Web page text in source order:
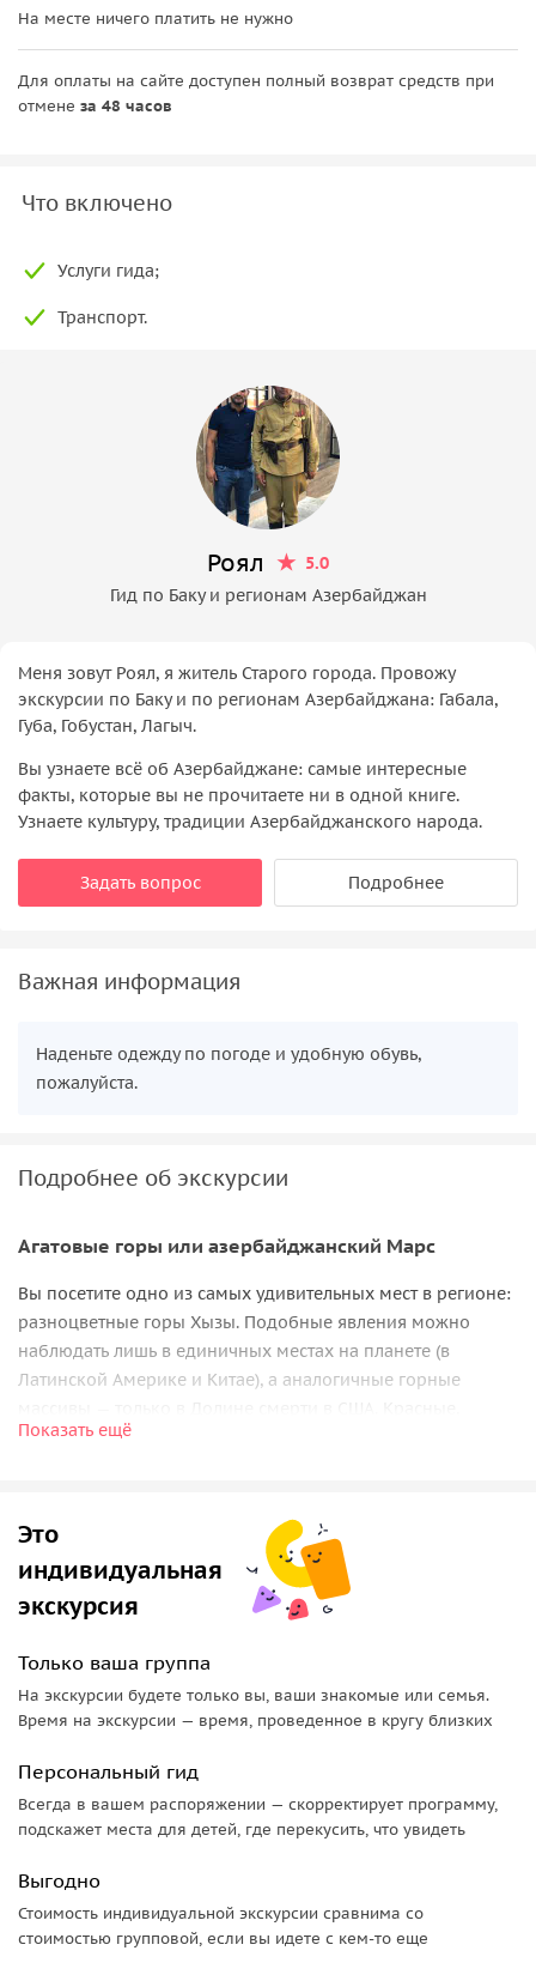
На месте ничего платить не нужно
Для оплаты на сайте доступен полный возврат средств при
отмене за 48 часов
Что включено
Услуги гида;
Транспорт.
Роял
5.0
Гид по Баку и регионам Азербайджан
Меня зовут Роял, я житель Старого города. Провожу
экскурсии по Баку и по регионам Азербайджана: Габала,
Губа, Гобустан, Лагыч.
Вы узнаете всё об Азербайджане: самые интересные
факты, которые вы не прочитаете ни в одной книге.
Узнаете культуру, традиции Азербайджанского народа.
Задать вопрос Подробнее
Важная информация
Наденьте одежду по погоде и удобную обувь,
пожалуйста.
Подробнее об экскурсии
Агатовые горы или азербайджанский Марс
Вы посетите одно из самых удивительных мест в регионе:
разноцветные горы Хызы. Подобные явления можно
наблюдать лишь в единичных местах на планете (в
Латинской Америке и Китае), а аналогичные горные
оранжевые, белые и чёрные слои создают эффект
Священная скала Бешбармаг
Недалеко от побережья Каспийского моря находится
необычная вулканическая скала, с которой связано
который, по преданию, каждое утро поднимался на 600-
метровую гору, чтобы совершить молитву. Вы поймёте
значение места в мусульманском мире. А если захотите,
подниметесь по лестнице с 800 ступеньками и загадаете
посещают десятки тысяч паломников.
Показать ещё
Это
индивидуальная
экскурсия
Только ваша группа
На экскурсии будете только вы, ваши знакомые или семья.
Время на экскурсии — время, проведенное в кругу близких
Персональный гид
Всегда в вашем распоряжении — скорректирует программу,
подскажет места для детей, где перекусить, что увидеть
Выгодно
Стоимость индивидуальной экскурсии сравнима со
стоимостью групповой, если вы идете с кем-то еще